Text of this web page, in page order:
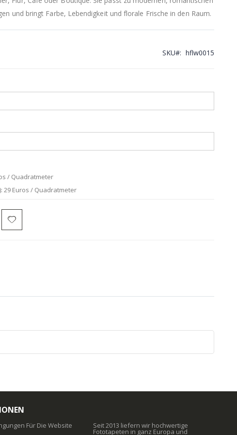
und bringt Farbe, Lebendigkeit und florale Frische in den Raum.
SKU hflw0015
/ Quadratmeter
29 Euros / Quadratmeter
Für Die Website
Seit 2013 liefern wir hochwertige
Fototapeten in ganz Europa und